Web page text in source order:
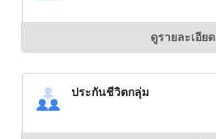
ดูรายละเอียด
ประกันชีวิตกลุ่ม